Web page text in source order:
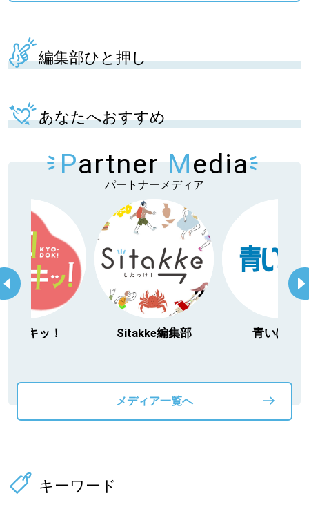
編集部ひと押し
あなたへおすすめ
Partner Media
パートナーメディア
編集部 青いぽすと
「北海道３大
メディア一覧へ
キーワード